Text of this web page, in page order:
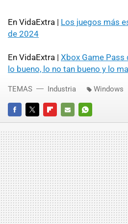
En VidaExtra | Los juegos más
de 2024
En VidaExtra | Xbox Game Pass
lo bueno, lo no tan bueno y lo
FACEBOOKTWITTERFLIPBOARD
E-
MAIL
WHATSAPP
TEMAS Industria Windows